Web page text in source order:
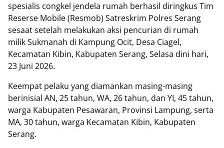
spesialis congkel jendela rumah berhasil diringkus Tim
Reserse Mobile (Resmob) Satreskrim Polres Serang
sesaat setelah melakukan aksi pencurian di rumah
milik Sukmanah di Kampung Ocit, Desa Ciagel,
Kecamatan Kibin, Kabupaten Serang, Selasa dini hari,
23 Juni 2026.
Keempat pelaku yang diamankan masing-masing
berinisial AN, 25 tahun, WA, 26 tahun, dan YI, 45 tahun,
warga Kabupaten Pesawaran, Provinsi Lampung, serta
MA, 30 tahun, warga Kecamatan Kibin, Kabupaten
Serang.